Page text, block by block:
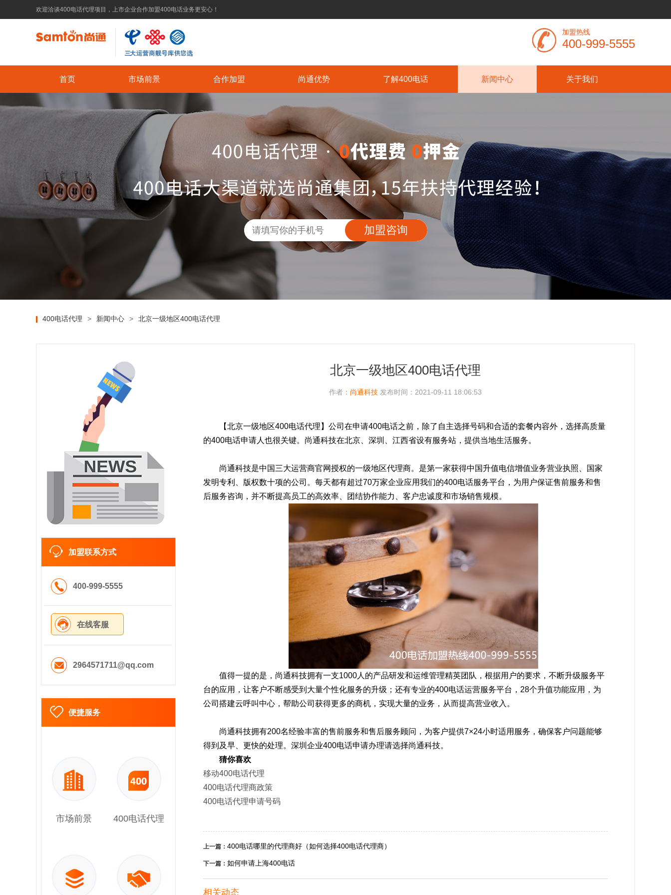
欢迎洽谈400电话代理项目，上市企业合作加盟400电话业务更安心！
加盟热线
400-999-5555
首页 市场前景 合作加盟 尚通优势 了解400电话 新闻中心 关于我们
加盟咨询
400电话代理 > 新闻中心 > 北京一级地区400电话代理
加盟联系方式
400-999-5555
在线客服
2964571711@qq.com
便捷服务
市场前景 400电话代理
北京一级地区400电话代理
作者： 尚通科技 发布时间：2021-09-11 18:06:53
【北京一级地区400电话代理】公司在申请400电话之前，除了自主选择号码和合适的套餐内容外，选择高质量
的400电话申请人也很关键。尚通科技在北京、深圳、江西省设有服务站，提供当地生活服务。
尚通科技是中国三大运营商官网授权的一级地区代理商。是第一家获得中国升值电信增值业务营业执照、国家
发明专利、版权数十项的公司。每天都有超过70万家企业应用我们的400电话服务平台，为用户保证售前服务和售
后服务咨询，并不断提高员工的高效率、团结协作能力、客户忠诚度和市场销售规模。
值得一提的是，尚通科技拥有一支1000人的产品研发和运维管理精英团队，根据用户的要求，不断升级服务平
台的应用，让客户不断感受到大量个性化服务的升级；还有专业的400电话运营服务平台，28个升值功能应用，为
公司搭建云呼叫中心，帮助公司获得更多的商机，实现大量的业务，从而提高营业收入。
尚通科技拥有200名经验丰富的售前服务和售后服务顾问，为客户提供7×24小时适用服务，确保客户问题能够
得到及早、更快的处理。深圳企业400电话申请办理请选择尚通科技。
猜你喜欢
移动400电话代理
400电话代理商政策
400电话代理申请号码
上一篇： 400电话哪里的代理商好（如何选择400电话代理商）
下一篇： 如何申请上海400电话
相关动态